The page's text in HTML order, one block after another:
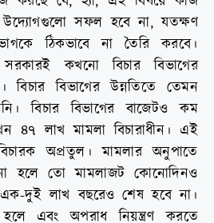
সফল হবে না, যতক্ষণ
ঠিকভাবে না তৈরি করবে।
কখনো বিচার বিভাগের
বিভাগের উন্নতিতে তেমন
বিচার বিভাগের বাজেটও কম
৪৭ লাখ মামলা বিচারাধীন। এই
অপ্রতুল। মামলার অনুপাতে
হলে তো মামলাজট কোনোদিনও
দুই লাখ বছরেও শেষ হবে না।
এবং অপরাধ নিয়ন্ত্রণ করতে